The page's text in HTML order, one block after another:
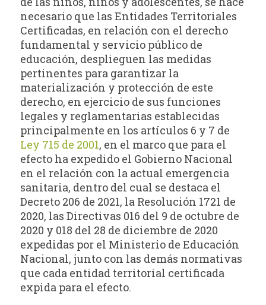
necesario que las Entidades Territoriales
Certificadas, en relación con el derecho
fundamental y servicio público de
educación, desplieguen las medidas
pertinentes para garantizar la
materialización y protección de este
derecho, en ejercicio de sus funciones
legales y reglamentarias establecidas
principalmente en los artículos 6 y 7 de
Ley 715 de 2001, en el marco que para el
efecto ha expedido el Gobierno Nacional
en el relación con la actual emergencia
sanitaria, dentro del cual se destaca el
Decreto 206 de 2021, la Resolución 1721 de
2020, las Directivas 016 del 9 de octubre de
2020 y 018 del 28 de diciembre de 2020
expedidas por el Ministerio de Educación
Nacional, junto con las demás normativas
que cada entidad territorial certificada
expida para el efecto.